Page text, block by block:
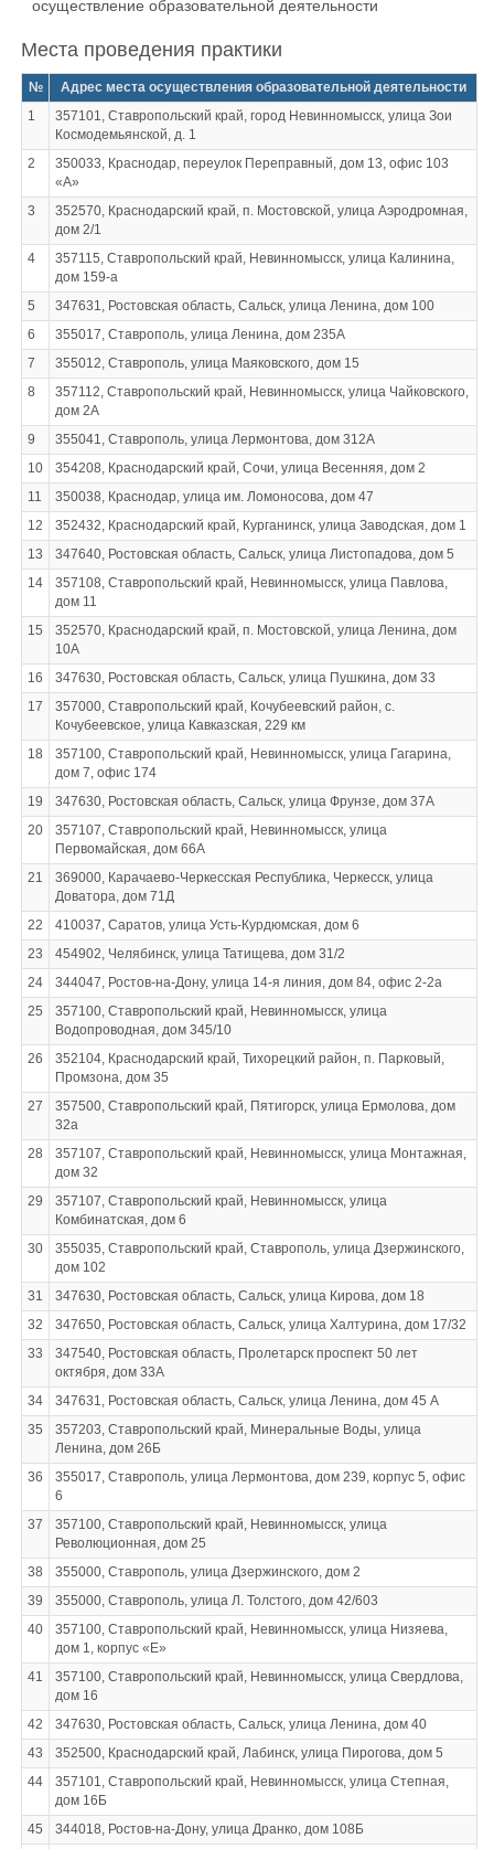
осуществление образовательной деятельности
Места проведения практики
№
Адрес места осуществления образовательной деятельности
1
357101, Ставропольский край, город Невинномысск, улица Зои
Космодемьянской, д. 1
2
350033, Краснодар, переулок Переправный, дом 13, офис 103
«А»
3
352570, Краснодарский край, п. Мостовской, улица Аэродромная,
дом 2/1
4
357115, Ставропольский край, Невинномысск, улица Калинина,
дом 159-а
5
347631, Ростовская область, Сальск, улица Ленина, дом 100
6
355017, Ставрополь, улица Ленина, дом 235А
7
355012, Ставрополь, улица Маяковского, дом 15
8
357112, Ставропольский край, Невинномысск, улица Чайковского,
дом 2А
9
355041, Ставрополь, улица Лермонтова, дом 312А
10
354208, Краснодарский край, Сочи, улица Весенняя, дом 2
11
350038, Краснодар, улица им. Ломоносова, дом 47
12
352432, Краснодарский край, Курганинск, улица Заводская, дом 1
13
347640, Ростовская область, Сальск, улица Листопадова, дом 5
14
357108, Ставропольский край, Невинномысск, улица Павлова,
дом 11
15
352570, Краснодарский край, п. Мостовской, улица Ленина, дом
10А
16
347630, Ростовская область, Сальск, улица Пушкина, дом 33
17
357000, Ставропольский край, Кочубеевский район, с.
Кочубеевское, улица Кавказская, 229 км
18
357100, Ставропольский край, Невинномысск, улица Гагарина,
дом 7, офис 174
19
347630, Ростовская область, Сальск, улица Фрунзе, дом 37А
20
357107, Ставропольский край, Невинномысск, улица
Первомайская, дом 66А
21
369000, Карачаево-Черкесская Республика, Черкесск, улица
Доватора, дом 71Д
22
410037, Саратов, улица Усть-Курдюмская, дом 6
23
454902, Челябинск, улица Татищева, дом 31/2
24
344047, Ростов-на-Дону, улица 14-я линия, дом 84, офис 2-2а
25
357100, Ставропольский край, Невинномысск, улица
Водопроводная, дом 345/10
26
352104, Краснодарский край, Тихорецкий район, п. Парковый,
Промзона, дом 35
27
357500, Ставропольский край, Пятигорск, улица Ермолова, дом
32а
28
357107, Ставропольский край, Невинномысск, улица Монтажная,
дом 32
29
357107, Ставропольский край, Невинномысск, улица
Комбинатская, дом 6
30
355035, Ставропольский край, Ставрополь, улица Дзержинского,
дом 102
31
347630, Ростовская область, Сальск, улица Кирова, дом 18
32
347650, Ростовская область, Сальск, улица Халтурина, дом 17/32
33
347540, Ростовская область, Пролетарск проспект 50 лет
октября, дом 33А
34
347631, Ростовская область, Сальск, улица Ленина, дом 45 А
35
357203, Ставропольский край, Минеральные Воды, улица
Ленина, дом 26Б
36
355017, Ставрополь, улица Лермонтова, дом 239, корпус 5, офис
6
37
357100, Ставропольский край, Невинномысск, улица
Революционная, дом 25
38
355000, Ставрополь, улица Дзержинского, дом 2
39
355000, Ставрополь, улица Л. Толстого, дом 42/603
40
357100, Ставропольский край, Невинномысск, улица Низяева,
дом 1, корпус «Е»
41
357100, Ставропольский край, Невинномысск, улица Свердлова,
дом 16
42
347630, Ростовская область, Сальск, улица Ленина, дом 40
43
352500, Краснодарский край, Лабинск, улица Пирогова, дом 5
44
357101, Ставропольский край, Невинномысск, улица Степная,
дом 16Б
45
344018, Ростов-на-Дону, улица Дранко, дом 108Б